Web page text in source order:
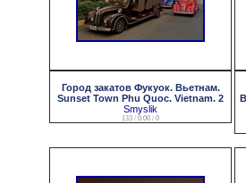
Город закатов Фукуок. Вьетнам.
Sunset Town Phu Quoc. Vietnam. 2
Smyslik
133 / 0.00 / 0